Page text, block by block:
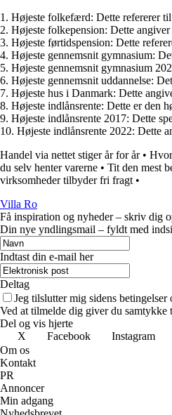
1. Højeste folkefærd: Dette refererer
2. Højeste folkepension: Dette
3. Højeste førtidspension: Dette
4. Højeste gennemsnit gymnasium:
5. Højeste gennemsnit gymnasium
6. Højeste gennemsnit uddannelse:
7. Højeste hus i Danmark: Dette
8. Højeste indlånsrente: Dette er den
9. Højeste indlånsrente 2017: Dette
10. Højeste indlånsrente 2022: Dette
Handel via nettet stiger år for år•
du selv henter varerne • Tit den mest
virksomheder tilbyder fri fragt •
Villa Ro
Få inspiration og nyheder – skriv dig
Din nye yndlingsmail – fyldt med
Indtast din e-mail her
Deltag
Jeg tilslutter mig sidens
Ved at tilmelde dig giver du
Del og vis hjerte
X
Facebook Instagram
Om os
Kontakt
PR
Annoncer
Min adgang